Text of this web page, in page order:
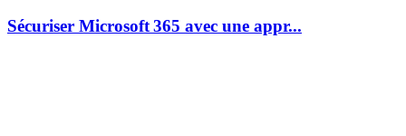
Sécuriser Microsoft 365 avec une appr...